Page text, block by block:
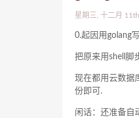
星期三, 十二月
0.起因用golang
把原来用shell脚
现在都用云数据
份即可.
闲话：还准备自